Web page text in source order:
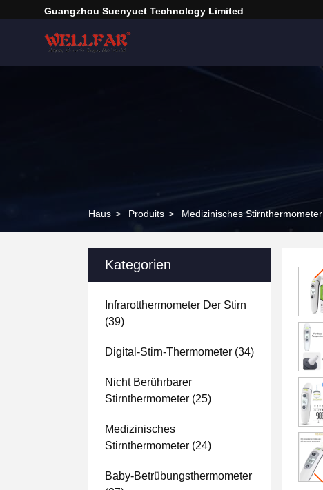
Guangzhou Suenyuet Technology Limited
Haus > Produits > Medizinisches Stirnthermometer
Kategorien
Infrarotthermometer Der Stirn
(39)
Digital-Stirn-Thermometer (34)
Nicht Berührbarer
Stirnthermometer (25)
Medizinisches
Stirnthermometer (24)
Baby-Betrübungsthermometer